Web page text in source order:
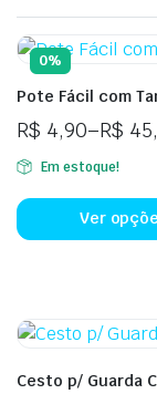
0%
Pote Fácil com
R$ 4,90–R$
Em estoque!
Ver
Cesto p/ Guarda